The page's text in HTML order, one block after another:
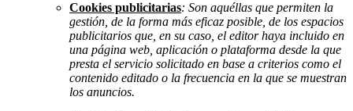
Cookies publicitarias: Son aquéllas que permiten la
gestión, de la forma más eficaz posible, de los espacios
publicitarios que, en su caso, el editor haya incluido en
una página web, aplicación o plataforma desde la que
presta el servicio solicitado en base a criterios como el
contenido editado o la frecuencia en la que se muestran
los anuncios.